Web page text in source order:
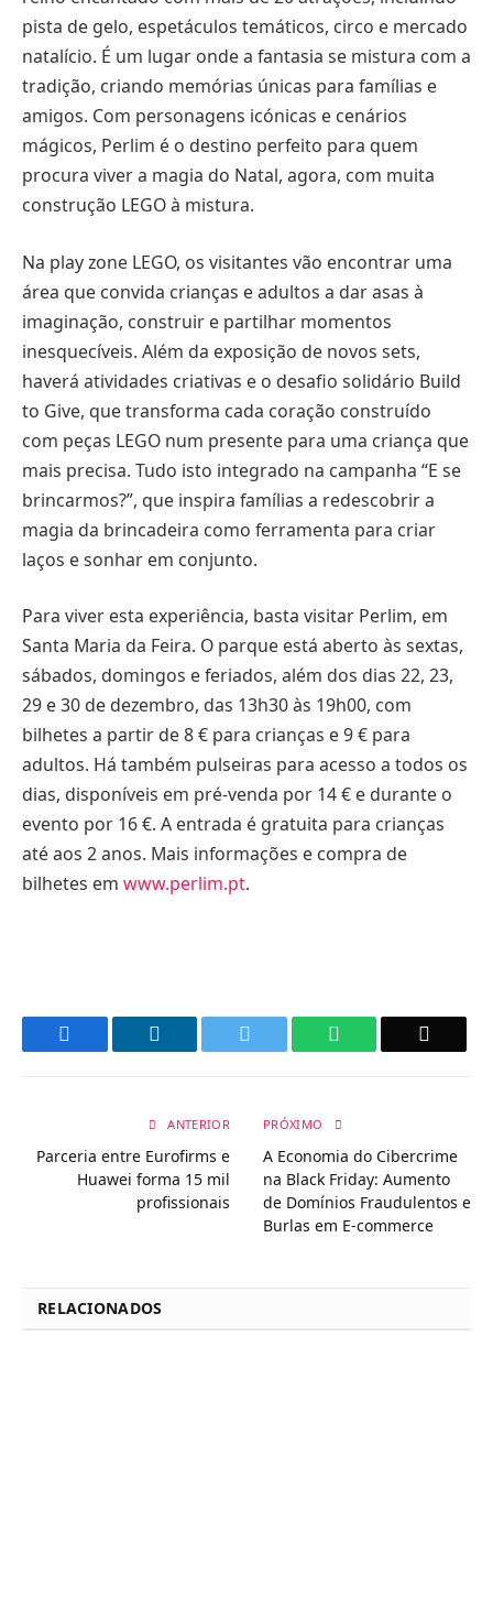
pista de gelo, espetáculos temáticos, circo e mercado
natalício. É um lugar onde a fantasia se mistura com a
tradição, criando memórias únicas para famílias e
amigos. Com personagens icónicas e cenários
mágicos, Perlim é o destino perfeito para quem
procura viver a magia do Natal, agora, com muita
construção LEGO à mistura.
Na play zone LEGO, os visitantes vão encontrar uma
área que convida crianças e adultos a dar asas à
imaginação, construir e partilhar momentos
inesquecíveis. Além da exposição de novos sets,
haverá atividades criativas e o desafio solidário Build
to Give, que transforma cada coração construído
com peças LEGO num presente para uma criança que
mais precisa. Tudo isto integrado na campanha “E se
brincarmos?”, que inspira famílias a redescobrir a
magia da brincadeira como ferramenta para criar
laços e sonhar em conjunto.
Para viver esta experiência, basta visitar Perlim, em
Santa Maria da Feira. O parque está aberto às sextas,
sábados, domingos e feriados, além dos dias 22, 23,
29 e 30 de dezembro, das 13h30 às 19h00, com
bilhetes a partir de 8 € para crianças e 9 € para
adultos. Há também pulseiras para acesso a todos os
dias, disponíveis em pré-venda por 14 € e durante o
evento por 16 €. A entrada é gratuita para crianças
até aos 2 anos. Mais informações e compra de
bilhetes em www.perlim.pt.
WhatsApp
ANTERIOR
Parceria entre Eurofirms e
Huawei forma 15 mil
profissionais
PRÓXIMO
A Economia do Cibercrime
na Black Friday: Aumento
de Domínios Fraudulentos e
Burlas em E-commerce
RELACIONADOS